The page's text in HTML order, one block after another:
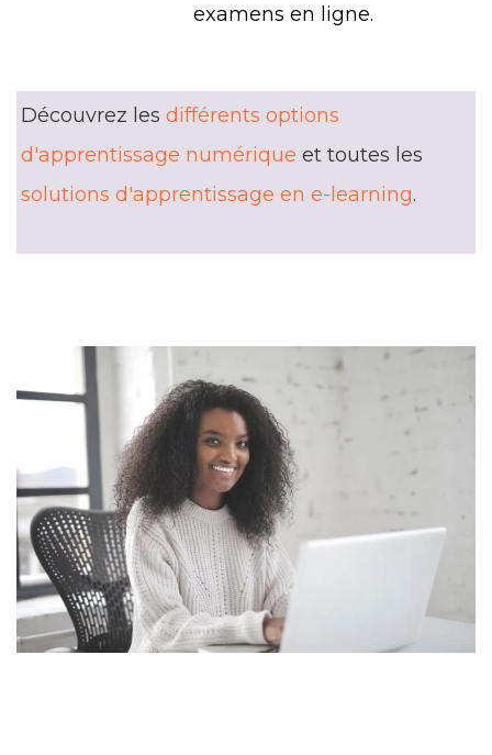
examens en ligne.
Découvrez les différents options
d'apprentissage numérique et toutes les
solutions d'apprentissage en e-learning.